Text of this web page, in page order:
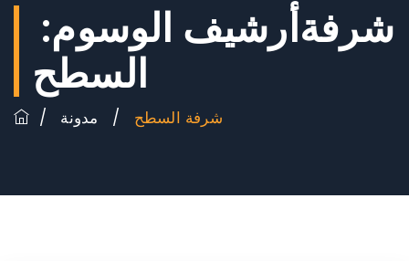
أرشيف الوسوم:شرفة
السطح
/ مدونة / شرفة السطح